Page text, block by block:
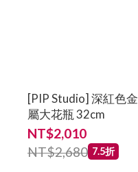
[PIP Studio] 深紅色金
屬大花瓶 32cm
NT$2,010
NT$2,680 7.5折